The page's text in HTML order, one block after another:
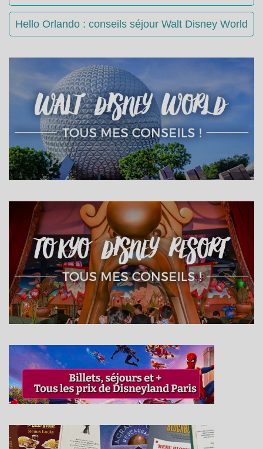
Hello Orlando : conseils séjour Walt Disney World